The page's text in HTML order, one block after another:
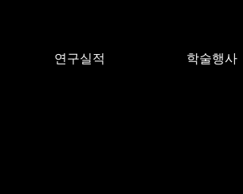
연구실적 학술행사